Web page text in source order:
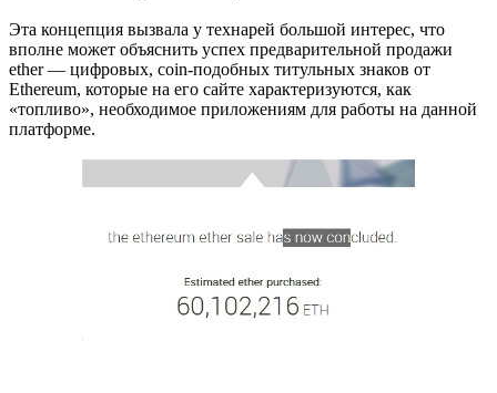
Эта концепция вызвала у технарей большой интерес, что
вполне может объяснить успех предварительной продажи
ether — цифровых, coin-подобных титульных знаков от
Ethereum, которые на его сайте характеризуются, как
«топливо», необходимое приложениям для работы на данной
платформе.